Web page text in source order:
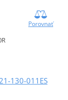
Porovnať
130-011ES